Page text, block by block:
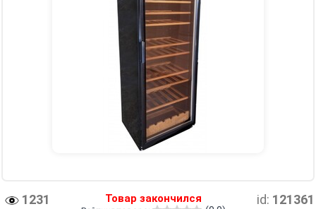
1231 id: 121361
Товар закончился